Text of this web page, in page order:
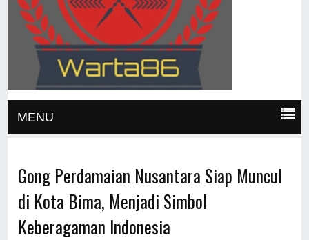
MENU
Gong Perdamaian Nusantara Siap Muncul
di Kota Bima, Menjadi Simbol
Keberagaman Indonesia